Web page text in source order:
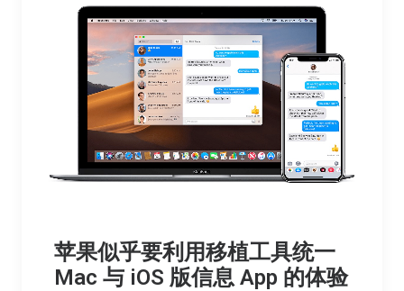
苹果似乎要利用移植工具统一
Mac 与 iOS 版信息 App 的体验